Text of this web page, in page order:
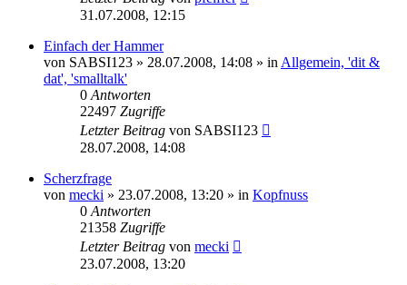
31.07.2008, 12:15
Einfach der Hammer
von SABSI123 » 28.07.2008, 14:08 » in Allgemein, 'dit &
dat', 'smalltalk'
0 Antworten
22497 Zugriffe
Letzter Beitrag von SABSI123
28.07.2008, 14:08
Scherzfrage
von mecki » 23.07.2008, 13:20 » in Kopfnuss
0 Antworten
21358 Zugriffe
Letzter Beitrag von mecki
23.07.2008, 13:20